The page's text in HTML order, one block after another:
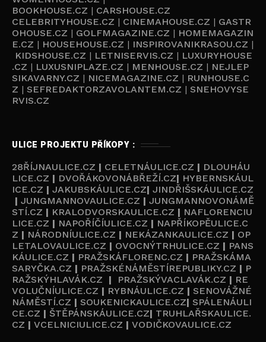
BOOKHOUSE.CZ | CARSHOUSE.CZ
CELEBRITYHOUSE.CZ | CINEMAHOUSE.CZ | GASTR
OHOUSE.CZ | GOLFMAGAZINE.CZ | HOMEMAGAZIN
E.CZ | HOUSEHOUSE.CZ | INSPIROVANIKRASOU.CZ |
KIDSHOUSE.CZ | LETNISERVIS.CZ | LUXURYHOUSE
.CZ | LUXUSNIPLAZE.CZ | MENHOUSE.CZ | NEJLEP
SIKAVARNY.CZ | NICEMAGAZINE.CZ | RUNHOUSE.C
Z | SEFREDAKTORZAVOLANTEM.CZ | SNEHOVYSE
RVIS.CZ
ULICE PROJEKTU PŘÍKOPY :
28ŘÍJNAULICE.CZ | CELETNÁULICE.CZ | DLOUHÁU
LICE.CZ | DVOŘÁKOVONÁBŘEŽÍ.CZ| HYBERNSKÁUL
ICE.CZ | JAKUBSKÁULICE.CZ| JINDŘIŠSKÁULICE.CZ
| JUNGMANNOVAULICE.CZ | JUNGMANNOVONÁMĚ
STÍ.CZ | KRALODVORSKAULICE.CZ | NAFLORENCIU
LICE.CZ | NAPOŘÍČÍULICE.CZ | NAPŘÍKOPĚULICE.C
Z | NÁRODNÍULICE.CZ | NEKÁZANKAULICE.CZ | OP
LETALOVAULICE.CZ | OVOCNÝTRHULICE.CZ | PANS
KÁULICE.CZ | PRAŽSKÁFLORENC.CZ | PRAŽSKÁMA
SARYČKA.CZ | PRAŽSKÉNÁMĚSTÍREPUBLIKY.CZ | P
RAŽSKÝHLAVÁK.CZ
| PRAŽSKÝVACLAVÁK.CZ | RE
VOLUČNÍULICE.CZ | RYBNÁULICE.CZ | SENOVÁŽNÉ
NÁMĚSTÍ.CZ | SOUKENICKAULICE.CZ| SPÁLENÁULI
CE.CZ | ŠTĚPÁNSKÁULICE.CZ| TRUHLAŘSKAULICE.
CZ | VCELNICIULICE.CZ | VODIČKOVAULICE.CZ